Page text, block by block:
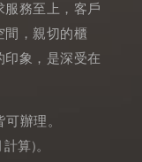
務至上，客戶
間，親切的櫃
象，是深受在
辦理。
算)。